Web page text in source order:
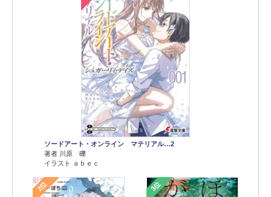
ソードアート・オンライン マテリアル…2
著者 川原 礫
イラスト ａｂｅｃ
2位 3位